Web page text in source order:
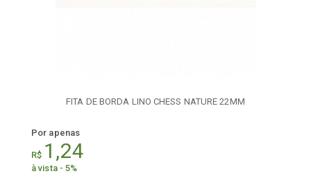
FITA DE BORDA LINO CHESS NATURE 22MM
Por apenas
R$ 1,24
à vista - 5%